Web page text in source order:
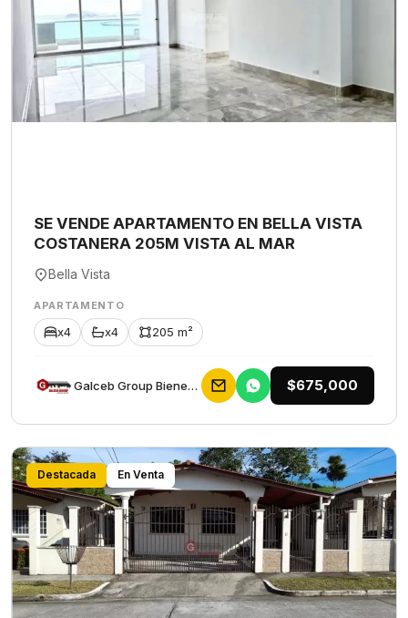
SE VENDE APARTAMENTO EN BELLA VISTA
COSTANERA 205M VISTA AL MAR
Bella Vista
APARTAMENTO
x4 x4 205 m²
Galceb Group Bienes Raices $675,000
Destacada En Venta